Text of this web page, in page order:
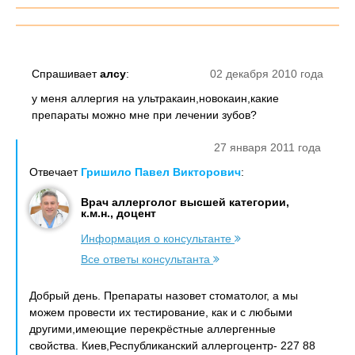
02 декабря 2010 года
Спрашиваеталсу:
у меня аллергия на ультракаин,новокаин,какие
препараты можно мне при лечении зубов?
27 января 2011 года
Отвечает Гришило Павел Викторович:
Врач аллерголог высшей категории,
к.м.н., доцент
Информация о консультанте
Все ответы консультанта
Добрый день. Препараты назовет стоматолог, а мы
можем провести их тестирование, как и с любыми
другими,имеющие перекрёстные аллергенные
свойства. Киев,Республиканский аллергоцентр- 227 88